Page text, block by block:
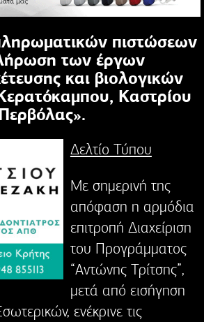
πιστώσεων
των έργων
και βιολογικών
Καστρίου
Δελτίο Τύπου
Με σημερινή της
απόφαση η αρμόδια
επιτροπή Διαχείριση
του Προγράμματος
“Αντώνης Τρίτσης”,
μετά από εισήγηση
ενέκρινε τις